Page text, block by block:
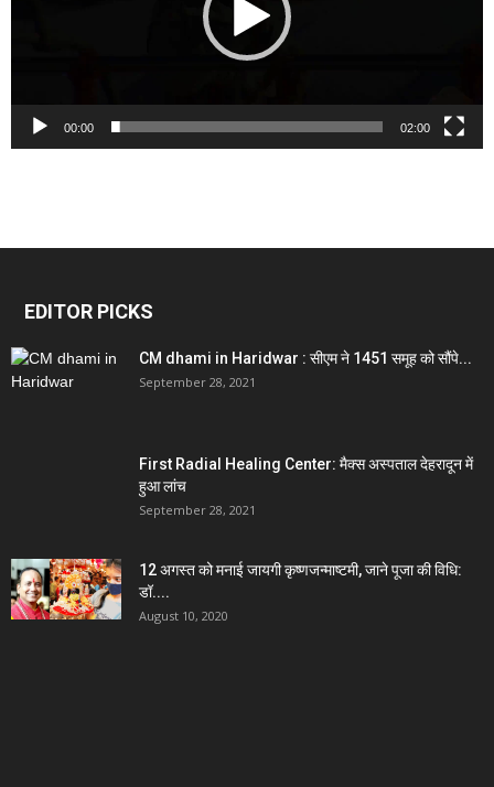
00:00 02:00
EDITOR PICKS
CM dhami in Haridwar : सीएम ने 1451 समूह को सौंपे...
September 28, 2021
First Radial Healing Center: मैक्स अस्पताल देहरादून में
हुआ लांच
September 28, 2021
12 अगस्त को मनाई जायगी कृष्णजन्माष्टमी, जाने पूजा की विधि:
डॉ....
August 10, 2020